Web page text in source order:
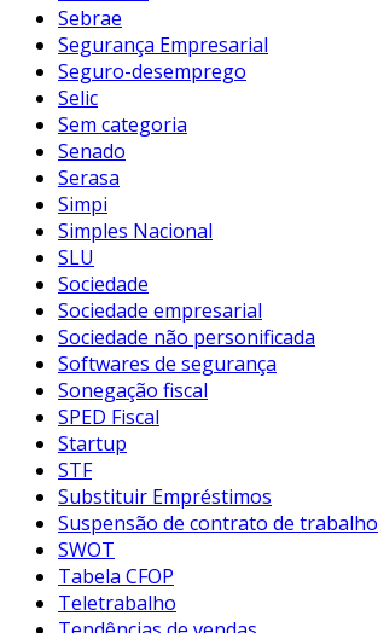
Sebrae
Segurança Empresarial
Seguro-desemprego
Selic
Sem categoria
Senado
Serasa
Simpi
Simples Nacional
SLU
Sociedade
Sociedade empresarial
Sociedade não personificada
Softwares de segurança
Sonegação fiscal
SPED Fiscal
Startup
STF
Substituir Empréstimos
Suspensão de contrato de trabalho
SWOT
Tabela CFOP
Teletrabalho